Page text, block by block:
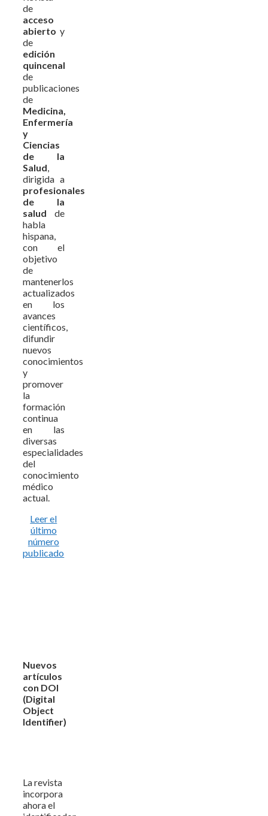
de
acceso
abierto y
de
edición
quincenal
de
publicaciones
de
Medicina,
Enfermería
y
Ciencias
de la
Salud,
dirigida a
profesionales
de la
salud de
habla
hispana,
con el
objetivo
de
mantenerlos
actualizados
en los
avances
científicos,
difundir
nuevos
conocimientos
y
promover
la
formación
continua
en las
diversas
especialidades
del
conocimiento
médico
actual.
Leer el
último
número
publicado
Nuevos
artículos
con DOI
(Digital
Object
Identifier)
La revista
incorpora
ahora el